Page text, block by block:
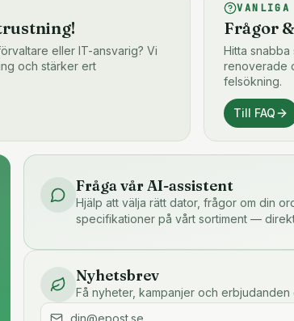
eller IT-ansvarig? Vi
och stärker ert
VANLIGA
Frågor
Hitta
renoverade
felsökning.
Till FAQ
Fråga vår AI-assistent
Hjälp att välja rätt dator, frågor om din
specifikationer på vårt sortiment —
Nyhetsbrev
Få nyheter, kampanjer och